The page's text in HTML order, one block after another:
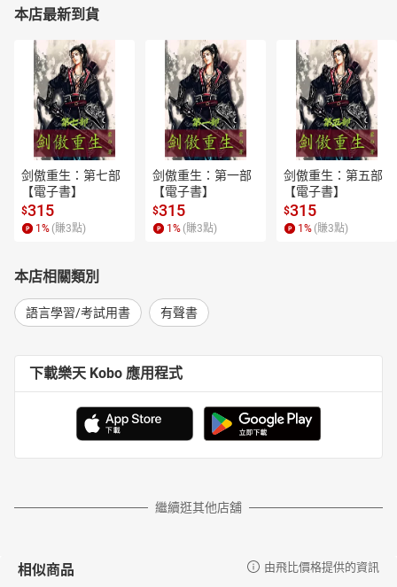
本店最新到貨
剑傲重生：第七部
【電子書】
$315
1 % (賺3點)
剑傲重生：第一部
【電子書】
$315
1 % (賺3點)
剑傲重生：第五部
【電子書】
$315
1 % (賺3點)
本店相關類別
語言學習/考試用書 有聲書
下載樂天 Kobo 應用程式
繼續逛其他店舖
相似商品 由飛比價格提供的資訊